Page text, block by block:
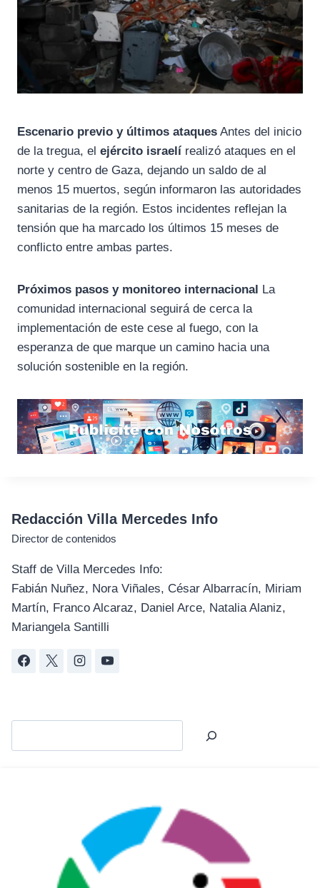
Escenario previo y últimos ataques Antes del inicio
de la tregua, el ejército israelí realizó ataques en el
norte y centro de Gaza, dejando un saldo de al
menos 15 muertos, según informaron las autoridades
sanitarias de la región. Estos incidentes reflejan la
tensión que ha marcado los últimos 15 meses de
conflicto entre ambas partes.
Próximos pasos y monitoreo internacional La
comunidad internacional seguirá de cerca la
implementación de este cese al fuego, con la
esperanza de que marque un camino hacia una
solución sostenible en la región.
Redacción Villa Mercedes Info
Director de contenidos
Staff de Villa Mercedes Info:
Fabián Nuñez, Nora Viñales, César Albarracín, Miriam
Martín, Franco Alcaraz, Daniel Arce, Natalia Alaniz,
Mariangela Santilli